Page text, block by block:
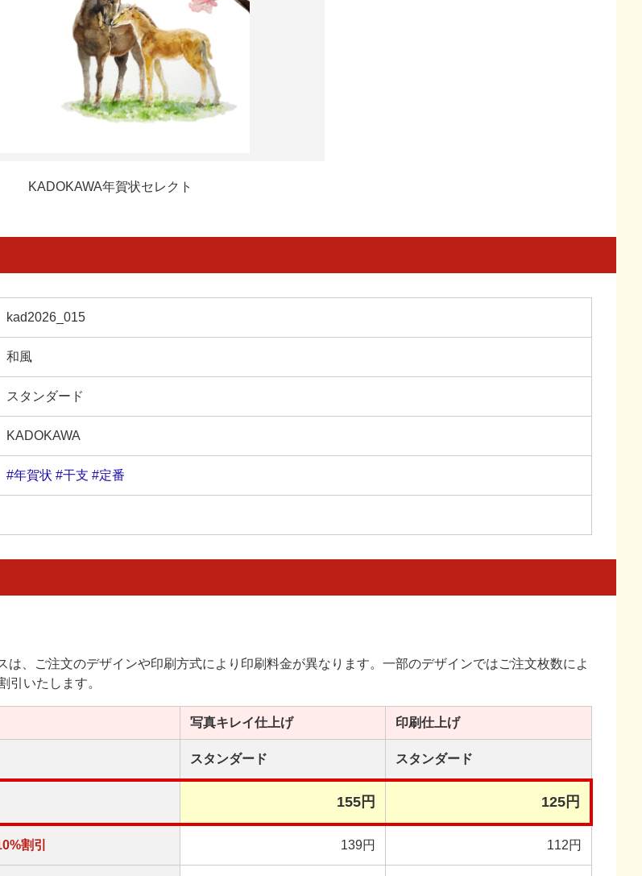
KADOKAWA年賀状セレクト
kad2026_015
和風
スタンダード
KADOKAWA
#年賀状 #干支 #定番
は、ご注文のデザインや印刷方式により印刷料金が異なります。一部のデザインではご注文枚数によ
引いたします。
写真キレイ仕上げ 印刷仕上げ
スタンダード スタンダード
155円 125円
割引 139円 112円